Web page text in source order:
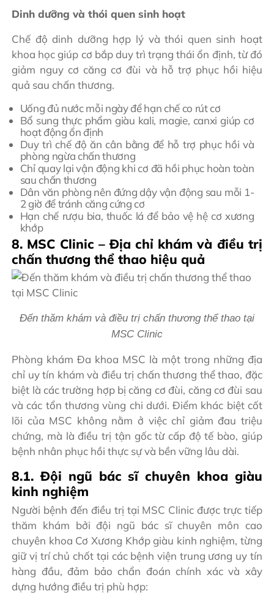
Dinh dưỡng và thói quen sinh hoạt
Chế độ dinh dưỡng hợp lý và thói quen sinh hoạt
khoa học giúp cơ bắp duy trì trạng thái ổn định, từ đó
giảm nguy cơ căng cơ đùi và hỗ trợ phục hồi hiệu
quả sau chấn thương.
Uống đủ nước mỗi ngày để hạn chế co rút cơ
Bổ sung thực phẩm giàu kali, magie, canxi giúp cơ
hoạt động ổn định
Duy trì chế độ ăn cân bằng để hỗ trợ phục hồi và
phòng ngừa chấn thương
Chỉ quay lại vận động khi cơ đã hồi phục hoàn toàn
sau chấn thương
Dân văn phòng nên đứng dậy vận động sau mỗi 1-
2 giờ để tránh căng cứng cơ
Hạn chế rượu bia, thuốc lá để bảo vệ hệ cơ xương
khớp
8. MSC Clinic – Địa chỉ khám và điều trị
chấn thương thể thao hiệu quả
Đến thăm khám và điều trị chấn thương thể thao tại
MSC Clinic
Phòng khám Đa khoa MSC là một trong những địa
chỉ uy tín khám và điều trị chấn thương thể thao, đặc
biệt là các trường hợp bị căng cơ đùi, căng cơ đùi sau
và các tổn thương vùng chi dưới. Điểm khác biệt cốt
lõi của MSC không nằm ở việc chỉ giảm đau triệu
chứng, mà là điều trị tận gốc từ cấp độ tế bào, giúp
bệnh nhân phục hồi thực sự và bền vững lâu dài.
8.1. Đội ngũ bác sĩ chuyên khoa giàu
kinh nghiệm
Người bệnh đến điều trị tại MSC Clinic được trực tiếp
thăm khám bởi đội ngũ bác sĩ chuyên môn cao
chuyên khoa Cơ Xương Khớp giàu kinh nghiệm, từng
giữ vị trí chủ chốt tại các bệnh viện trung ương uy tín
hàng đầu, đảm bảo chẩn đoán chính xác và xây
dựng hướng điều trị phù hợp: